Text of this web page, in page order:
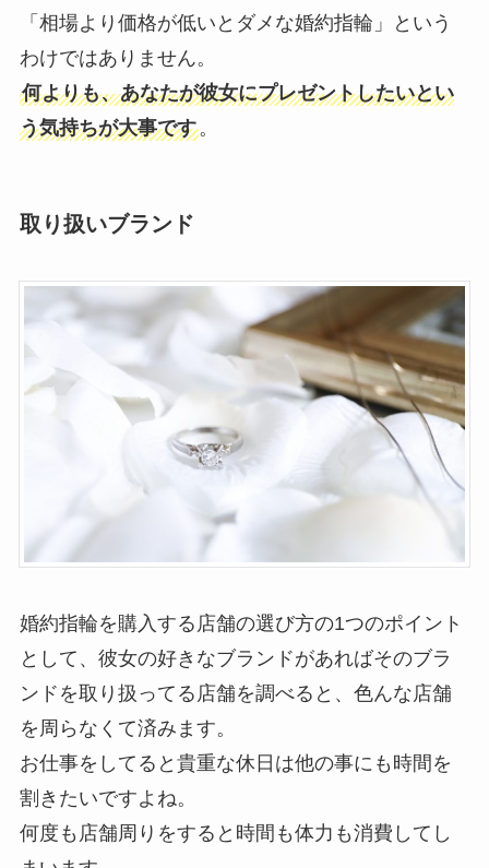
「相場より価格が低いとダメな婚約指輪」という
わけではありません。
何よりも、あなたが彼女にプレゼントしたいとい
う気持ちが大事です。
取り扱いブランド
婚約指輪を購入する店舗の選び方の1つのポイント
として、彼女の好きなブランドがあればそのブラ
ンドを取り扱ってる店舗を調べると、色んな店舗
を周らなくて済みます。
お仕事をしてると貴重な休日は他の事にも時間を
割きたいですよね。
何度も店舗周りをすると時間も体力も消費してし